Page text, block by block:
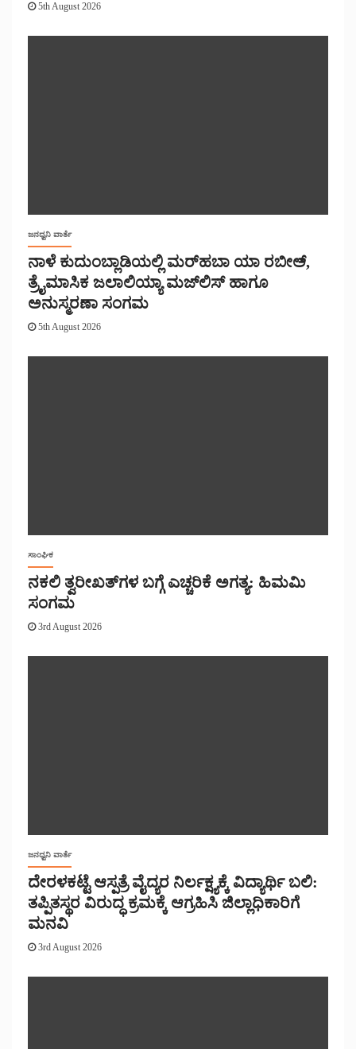
5th August 2026
ಜನಧ್ವನಿ ವಾರ್ತೆ
ನಾಳೆ ಕುದುಂಬ್ಲಾಡಿಯಲ್ಲಿ ಮರ್‌‌ಹಬಾ ಯಾ ರಬೀಅ್,
ತ್ರೈಮಾಸಿಕ ಜಲಾಲಿಯ್ಯಾ ಮಜ್‌‌ಲಿಸ್‌‌ ಹಾಗೂ
ಅನುಸ್ಮರಣಾ ಸಂಗಮ
5th August 2026
ಸಾಂಘಿಕ
ನಕಲಿ ತ್ವರೀಖತ್‌ಗಳ ಬಗ್ಗೆ ಎಚ್ಚರಿಕೆ ಅಗತ್ಯ: ಹಿಮಮಿ
ಸಂಗಮ
3rd August 2026
ಜನಧ್ವನಿ ವಾರ್ತೆ
ದೇರಳಕಟ್ಟೆ ಆಸ್ಪತ್ರೆ ವೈದ್ಯರ ನಿರ್ಲಕ್ಷ್ಯಕ್ಕೆ ವಿದ್ಯಾರ್ಥಿ ಬಲಿ:
ತಪ್ಪಿತಸ್ಥರ ವಿರುದ್ಧ ಕ್ರಮಕ್ಕೆ ಆಗ್ರಹಿಸಿ ಜಿಲ್ಲಾಧಿಕಾರಿಗೆ
ಮನವಿ
3rd August 2026